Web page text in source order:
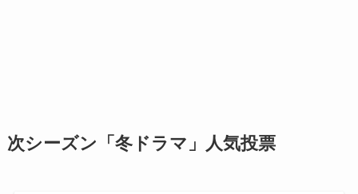
次シーズン「冬ドラマ」人気投票